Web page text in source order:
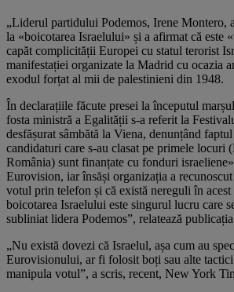
„Liderul partidului Podemos, Irene Montero,
la «boicotarea Israelului» și a afirmat că este
capăt complicității Europei cu statul terorist
manifestației organizate la Madrid cu ocazia
exodul forțat al mii de palestinieni din 1948.
În declarațiile făcute presei la începutul
fosta ministră a Egalității s-a referit la
desfășurat sâmbătă la Viena, denunțând
candidaturi care s-au clasat pe primele locuri
România) sunt finanțate cu fonduri
Eurovision, iar însăși organizația a
votul prin telefon și că există nereguli în acest
boicotarea Israelului este singurul lucru care
subliniat lidera Podemos”, relatează
„Nu există dovezi că Israelul, așa cum au
Eurovisionului, ar fi folosit boți sau alte tactici
manipula votul”, a scris, recent, New York